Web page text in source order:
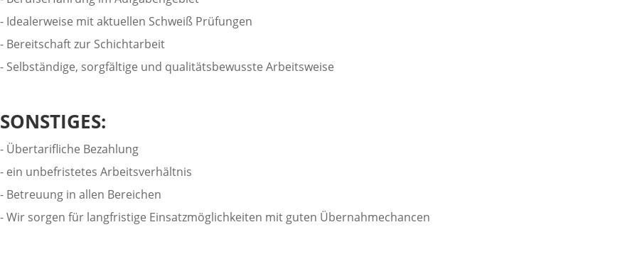
- Idealerweise mit aktuellen Schweiß Prüfungen
- Bereitschaft zur Schichtarbeit
- Selbständige, sorgfältige und qualitätsbewusste Arbeitsweise
SONSTIGES:
- Übertarifliche Bezahlung
- ein unbefristetes Arbeitsverhältnis
- Betreuung in allen Bereichen
- Wir sorgen für langfristige Einsatzmöglichkeiten mit guten Übernahmechancen